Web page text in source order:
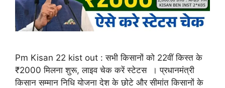
Pm Kisan 22 kist out : सभी किसानों को 22वीं किस्त के
₹2000 मिलना शुरू, लाइव चेक करें स्टेटस । प्रधानमंत्री
किसान सम्मान निधि योजना देश के छोटे और सीमांत किसानों के